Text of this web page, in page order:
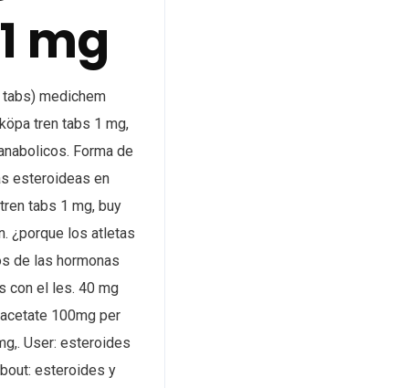
mg
medichem
tren tabs 1 mg,
Forma de
esteroideas en
tabs 1 mg, buy
¿porque los atletas
de las hormonas
con el les. 40 mg
100mg per
User: esteroides
esteroides y